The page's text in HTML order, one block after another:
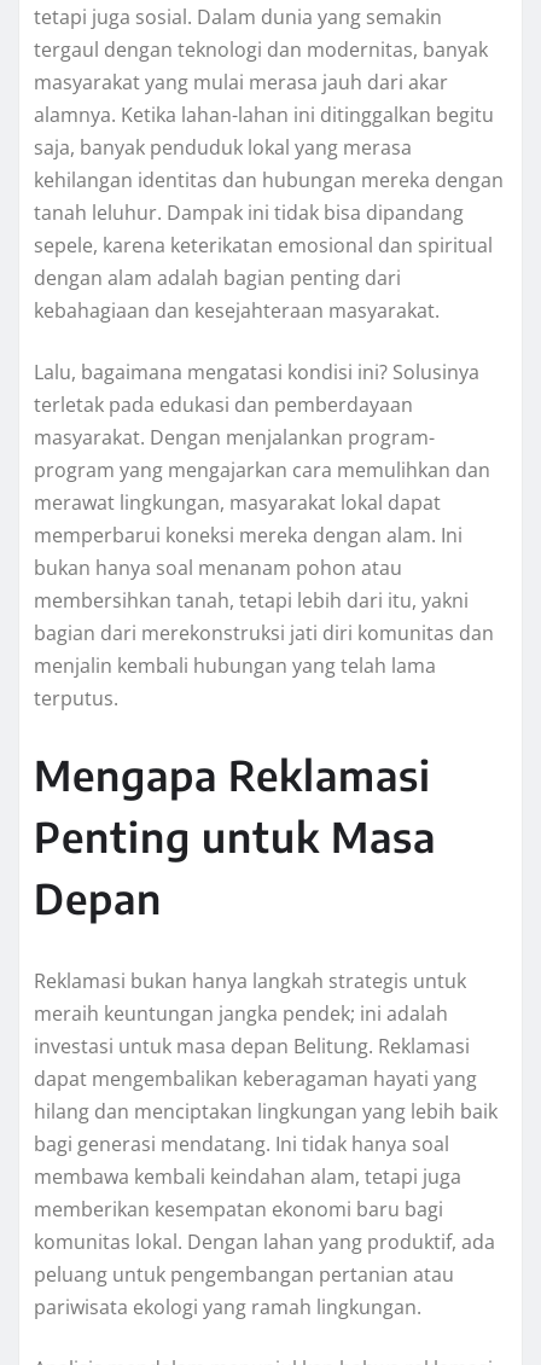
tetapi juga sosial. Dalam dunia yang semakin
tergaul dengan teknologi dan modernitas, banyak
masyarakat yang mulai merasa jauh dari akar
alamnya. Ketika lahan-lahan ini ditinggalkan begitu
saja, banyak penduduk lokal yang merasa
kehilangan identitas dan hubungan mereka dengan
tanah leluhur. Dampak ini tidak bisa dipandang
sepele, karena keterikatan emosional dan spiritual
dengan alam adalah bagian penting dari
kebahagiaan dan kesejahteraan masyarakat.
Lalu, bagaimana mengatasi kondisi ini? Solusinya
terletak pada edukasi dan pemberdayaan
masyarakat. Dengan menjalankan program-
program yang mengajarkan cara memulihkan dan
merawat lingkungan, masyarakat lokal dapat
memperbarui koneksi mereka dengan alam. Ini
bukan hanya soal menanam pohon atau
membersihkan tanah, tetapi lebih dari itu, yakni
bagian dari merekonstruksi jati diri komunitas dan
menjalin kembali hubungan yang telah lama
terputus.
Mengapa Reklamasi
Penting untuk Masa
Depan
Reklamasi bukan hanya langkah strategis untuk
meraih keuntungan jangka pendek; ini adalah
investasi untuk masa depan Belitung. Reklamasi
dapat mengembalikan keberagaman hayati yang
hilang dan menciptakan lingkungan yang lebih baik
bagi generasi mendatang. Ini tidak hanya soal
membawa kembali keindahan alam, tetapi juga
memberikan kesempatan ekonomi baru bagi
komunitas lokal. Dengan lahan yang produktif, ada
peluang untuk pengembangan pertanian atau
pariwisata ekologi yang ramah lingkungan.